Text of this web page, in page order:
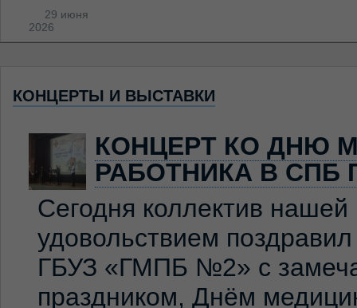
29 июня
2026
КОНЦЕРТЫ И ВЫСТАВКИ
КОНЦЕРТ КО ДНЮ
РАБОТНИКА В СПБ
Сегодня коллектив
удовольствием
ГБУЗ «ГМПБ №2» с
праздником, Днём